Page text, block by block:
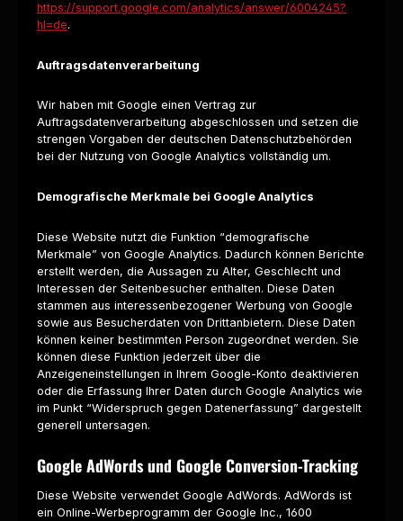
https://support.google.com/analytics/answer/6004245?
hl=de.
Auftragsdatenverarbeitung
Wir haben mit Google einen Vertrag zur
Auftragsdatenverarbeitung abgeschlossen und setzen die
strengen Vorgaben der deutschen Datenschutzbehörden
bei der Nutzung von Google Analytics vollständig um.
Demografische Merkmale bei Google Analytics
Diese Website nutzt die Funktion “demografische
Merkmale” von Google Analytics. Dadurch können Berichte
erstellt werden, die Aussagen zu Alter, Geschlecht und
Interessen der Seitenbesucher enthalten. Diese Daten
stammen aus interessenbezogener Werbung von Google
sowie aus Besucherdaten von Drittanbietern. Diese Daten
können keiner bestimmten Person zugeordnet werden. Sie
können diese Funktion jederzeit über die
Anzeigeneinstellungen in Ihrem Google-Konto deaktivieren
oder die Erfassung Ihrer Daten durch Google Analytics wie
im Punkt “Widerspruch gegen Datenerfassung” dargestellt
generell untersagen.
Google AdWords und Google Conversion-Tracking
Diese Website verwendet Google AdWords. AdWords ist
ein Online-Werbeprogramm der Google Inc., 1600